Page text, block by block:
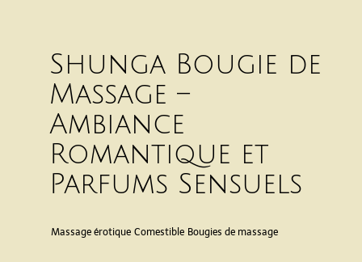
Shunga Bougie de
Massage –
Ambiance
Romantique et
Parfums Sensuels
Massage érotique Comestible Bougies de massage